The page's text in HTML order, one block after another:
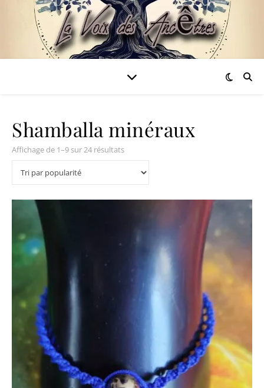
Shamballa minéraux
Affichage de 1–9 sur 24 résultatsTrié par popularité